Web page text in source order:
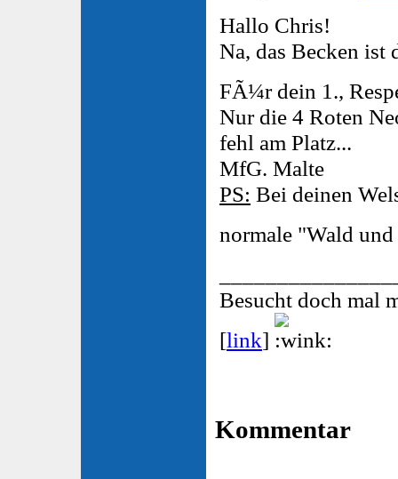
Hallo Chris!
Na, das Becken ist
FÃ¼r dein 1.,
Nur die 4 Roten
fehl am Platz...
MfG. Malte
PS: Bei deinen
normale "Wald
Besucht doch mal
[link]
Kommentar